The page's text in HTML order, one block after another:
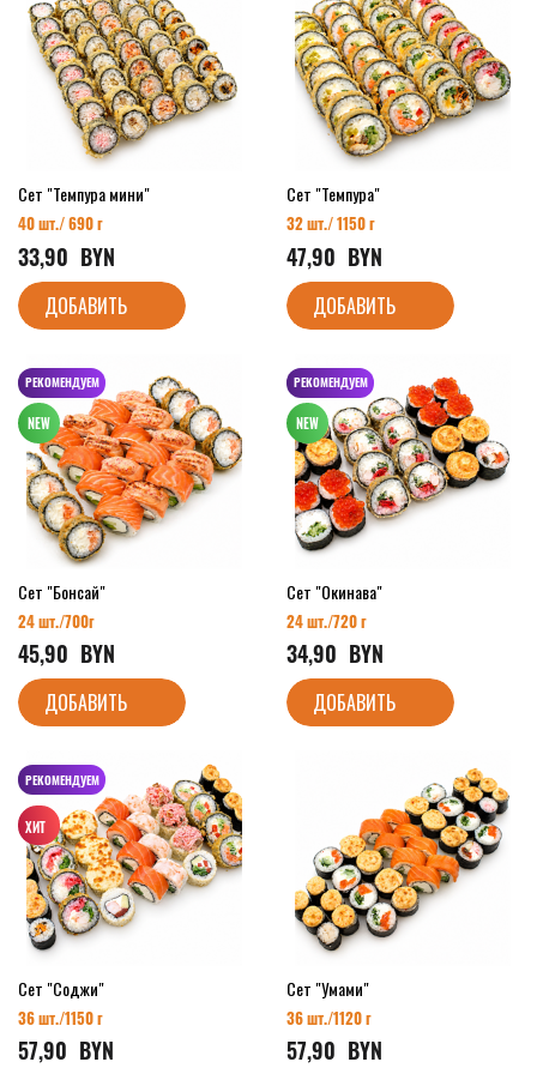
Сет "Темпура мини"
40 шт./ 690 г
33,90
  BYN
ДОБАВИТЬ
Сет "Темпура"
32 шт./ 1150 г
47,90
  BYN
ДОБАВИТЬ
РЕКОМЕНДУЕМ
Сет "Бонсай"
24 шт./700г
45,90
  BYN
ДОБАВИТЬ
РЕКОМЕНДУЕМ
Сет "Окинава"
24 шт./720г
34,90
  BYN
ДОБАВИТЬ
РЕКОМЕНДУЕМ
Сет "Соджи"
36 шт./1150 г
57,90
  BYN
Сет "Умами"
36 шт./1120 г
57,90
  BYN